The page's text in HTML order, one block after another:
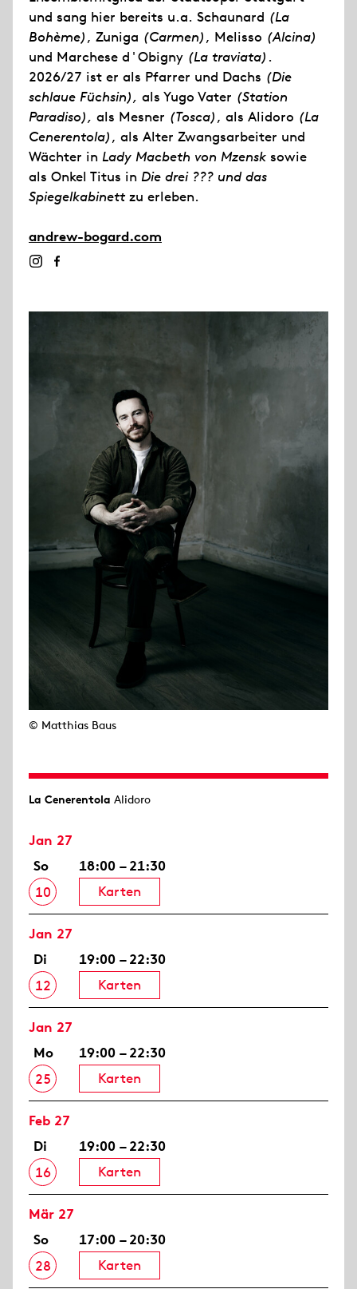
und sang hier bereits u.a. Schaunard (La
Bohème), Zuniga (Carmen), Melisso (Alcina)
und Marchese d'Obigny (La traviata) .
2026/27 ist er als Pfarrer und Dachs (Die
schlaue Füchsin), als Yugo Vater (Station
Paradiso), als Mesner (Tosca), als Alidoro (La
Cenerentola), als Alter Zwangsarbeiter und
Wächter in Lady Macbeth von Mzensk sowie
als Onkel Titus in Die drei ??? und das
Spiegelkabinettzu erleben.
andrew-bogard.com
© Matthias Baus
La Cenerentola Alidoro
Jan 27
So
10
18:00 – 21:30
Karten
Jan 27
Di
12
19:00 – 22:30
Karten
Jan 27
Mo
25
19:00 – 22:30
Karten
Feb 27
Di
16
19:00 – 22:30
Karten
Mär 27
So
28
17:00 – 20:30
Karten